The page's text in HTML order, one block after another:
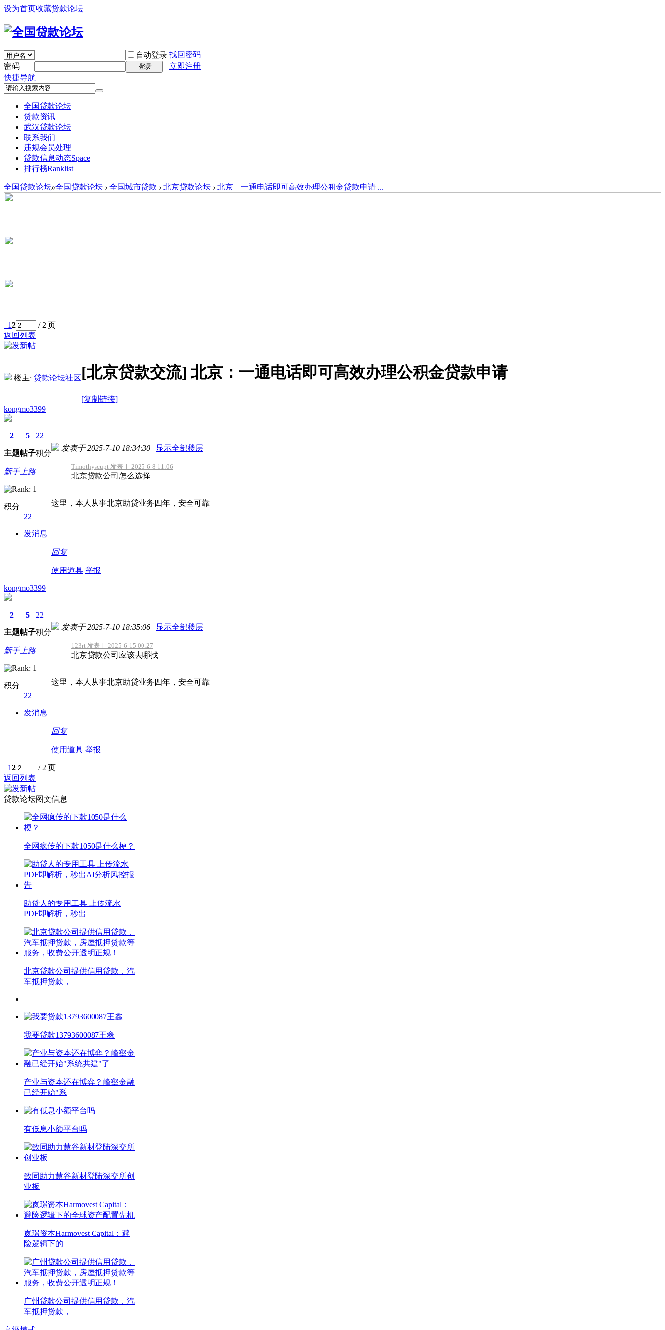
设为首页收藏贷款论坛
自动登录 找回密码
密码
登录
立即注册
快捷导航
全国贷款论坛
贷款资讯
武汉贷款论坛
联系我们
违规会员处理
贷款信息动态Space
排行榜Ranklist
全国贷款论坛»全国贷款论坛 › 全国城市贷款 › 北京贷款论坛 › 北京：一通电话即可高效办理公积金贷款申请 ...
12
/ 2 页
返回列表
楼主: 贷款论坛社区[北京贷款交流] 北京：一通电话即可高效办理公积金贷款申请
[复制链接]
kongmo3399
2
主题
5
帖子
22
积分
新手上路
积分
22
发消息
发表于 2025-7-10 18:34:30 | 显示全部楼层
Timothyscupt 发表于 2025-6-8 11:06
北京贷款公司怎么选择
这里，本人从事北京助贷业务四年，安全可靠
回复
使用道具 举报
kongmo3399
2
主题
5
帖子
22
积分
新手上路
积分
22
发消息
发表于 2025-7-10 18:35:06 | 显示全部楼层
123rt 发表于 2025-6-15 00:27
北京贷款公司应该去哪找
这里，本人从事北京助贷业务四年，安全可靠
回复
使用道具 举报
12
/ 2 页
返回列表
贷款论坛图文信息
全网疯传的下款1050是什么梗？
助贷人的专用工具 上传流水
PDF即解析，秒出
北京贷款公司提供信用贷款，汽
车抵押贷款，
我要贷款13793600087王鑫
产业与资本还在博弈？峰壑金融
已经开始"系
有低息小额平台吗
致同助力慧谷新材登陆深交所创
业板
岚璟资本Harmovest Capital：避
险逻辑下的
广州贷款公司提供信用贷款，汽
车抵押贷款，